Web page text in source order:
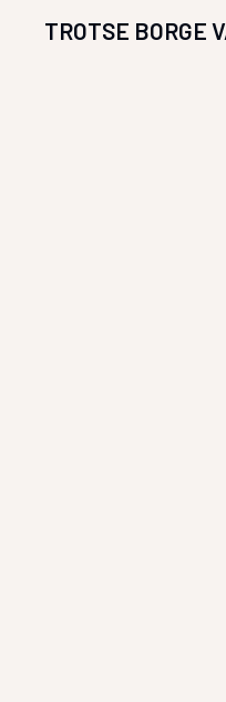
TROTSE BORGE